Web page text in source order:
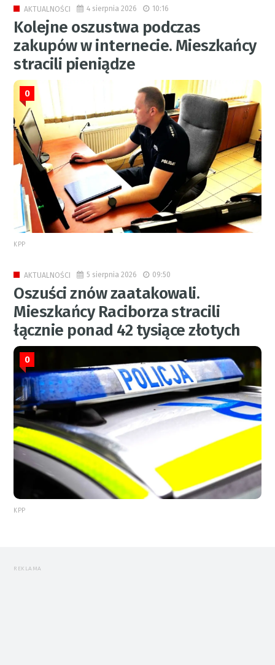
AKTUALNOŚCI 4 sierpnia 2026 10:16
Kolejne oszustwa podczas
zakupów w internecie. Mieszkańcy
stracili pieniądze
0
KPP
AKTUALNOŚCI 5 sierpnia 2026 09:50
Oszuści znów zaatakowali.
Mieszkańcy Raciborza stracili
łącznie ponad 42 tysiące złotych
0
KPP
REKLAMA